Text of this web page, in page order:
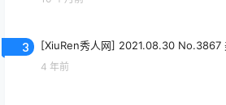
3 [XiuRen秀人网] 2021.08.30 No.3867
4 年前